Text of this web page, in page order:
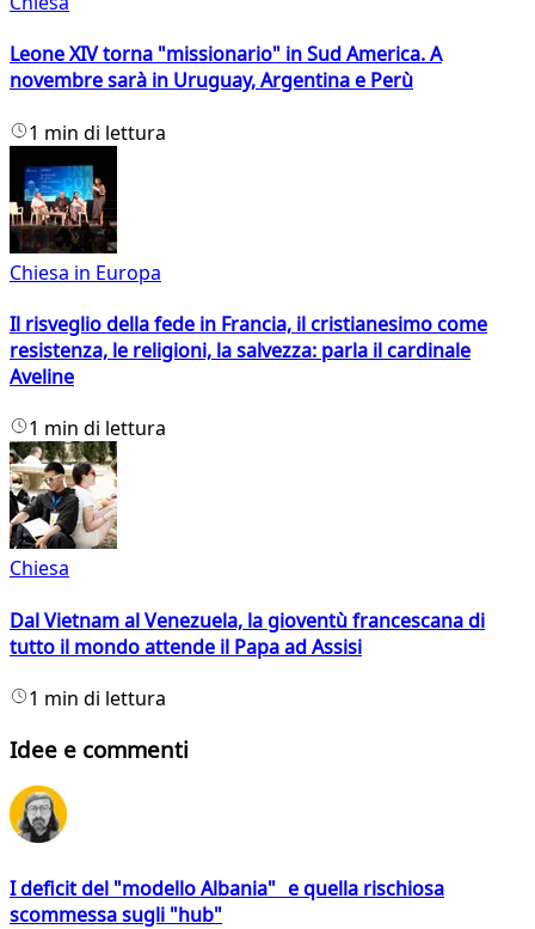
Leone XIV torna "missionario" in Sud America. A
novembre sarà in Uruguay, Argentina e Perù
1 min di lettura
Chiesa in Europa
Il risveglio della fede in Francia, il cristianesimo come
resistenza, le religioni, la salvezza: parla il cardinale
Aveline
1 min di lettura
Chiesa
Dal Vietnam al Venezuela, la gioventù francescana di
tutto il mondo attende il Papa ad Assisi
1 min di lettura
Idee e commenti
I deficit del "modello Albania" e quella rischiosa
scommessa sugli "hub"